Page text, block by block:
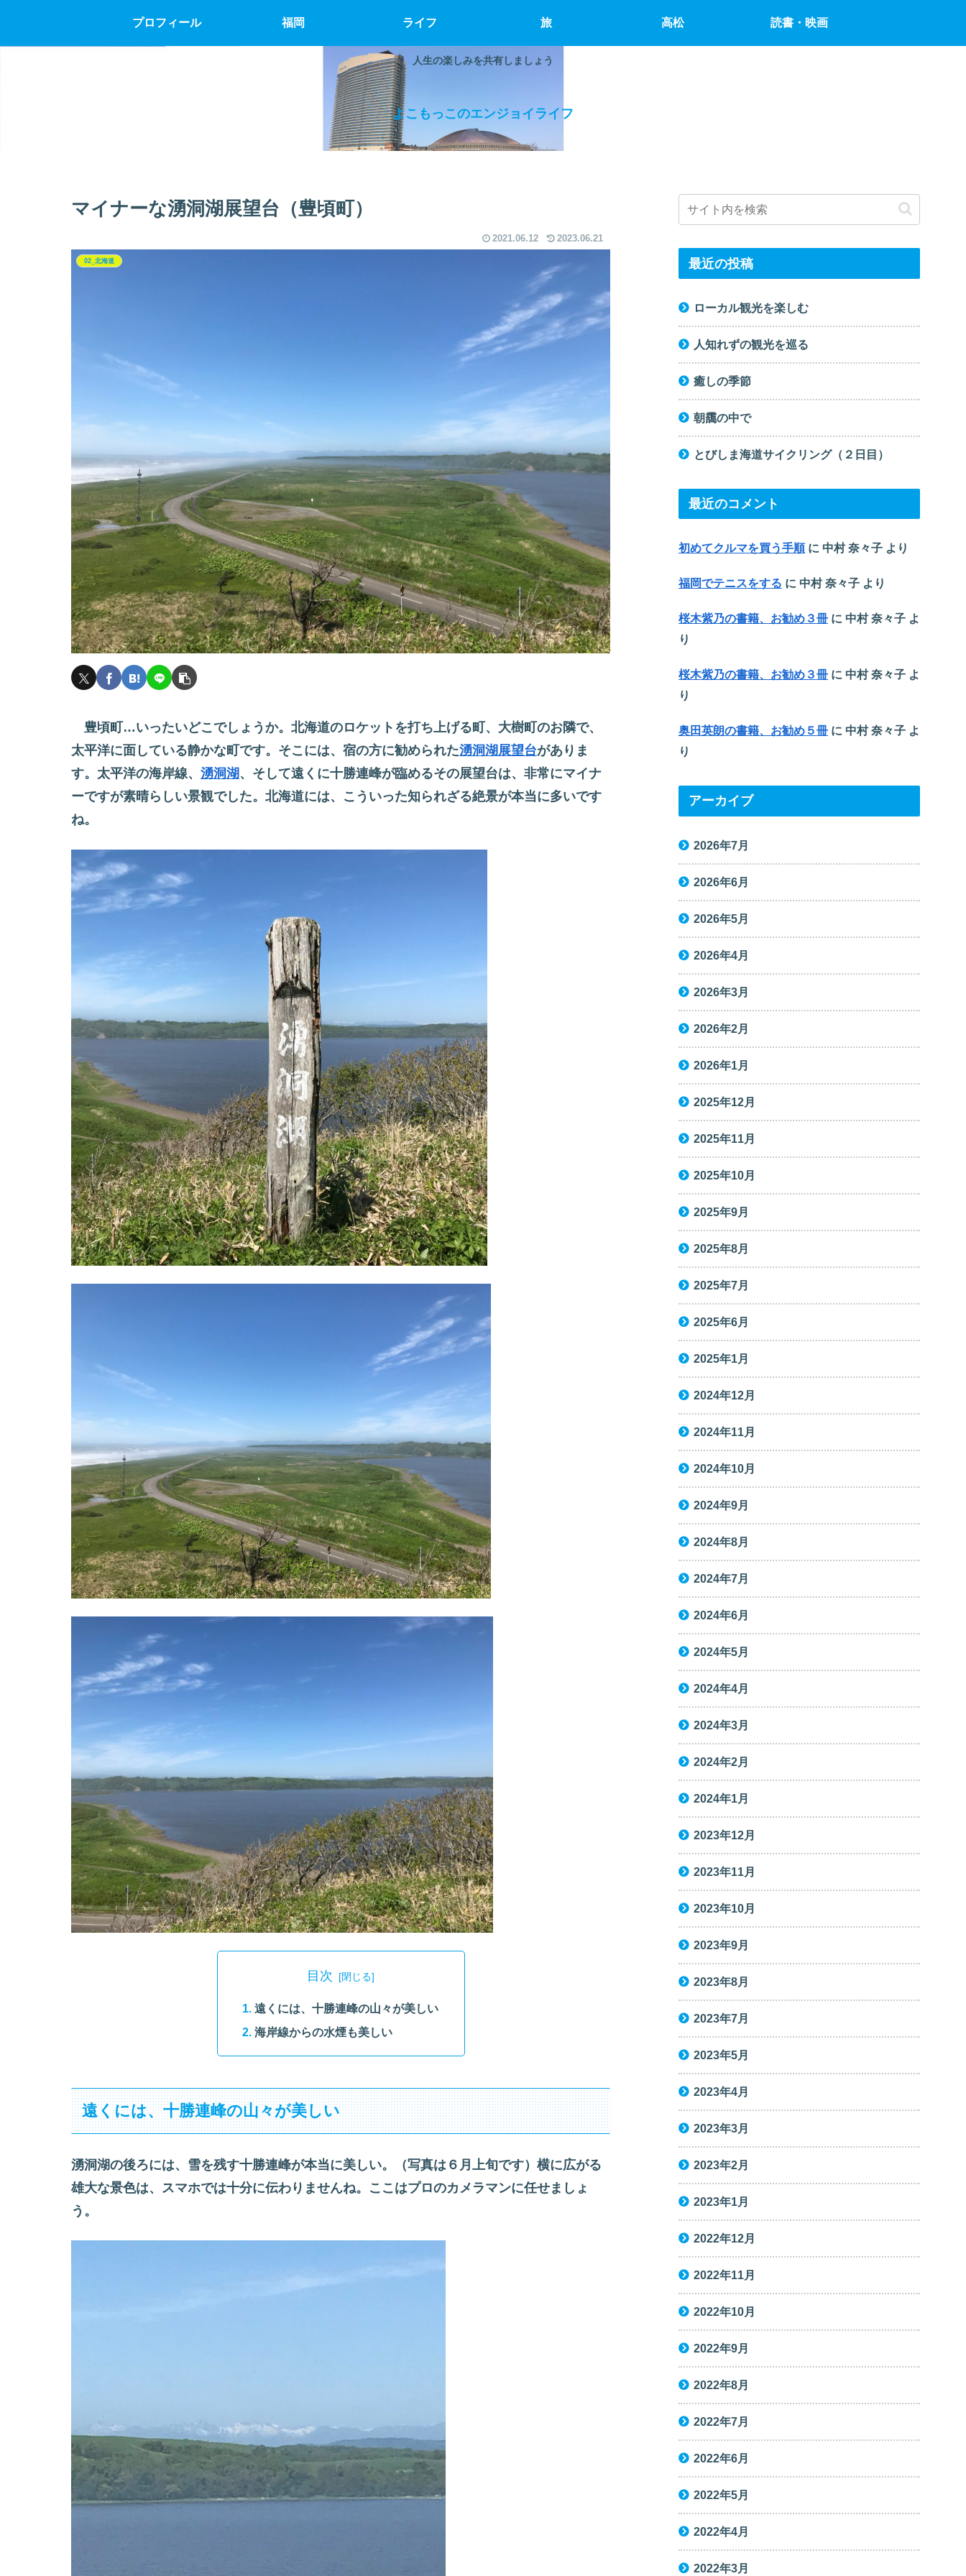
人生の楽しみを共有しましょう
よこもっこのエンジョイライフ
プロフィール 福岡 ライフ 旅 高松 読書・映画
マイナーな湧洞湖展望台（豊頃町）
2021.06.12 2023.06.21
02_北海道
豊頃町…いったいどこでしょうか。北海道のロケットを打ち上げる町、大樹町のお隣で、
太平洋に面している静かな町です。そこには、宿の方に勧められた湧洞湖展望台がありま
す。太平洋の海岸線、 湧洞湖 、そして遠くに十勝連峰が臨めるその展望台は、非常にマイナ
ーですが素晴らしい景観でした。北海道には、こういった知られざる絶景が本当に多いです
ね。
目次
遠くには、十勝連峰の山々が美しい
海岸線からの水煙も美しい
遠くには、十勝連峰の山々が美しい
湧洞湖の後ろには、雪を残す十勝連峰が本当に美しい。（写真は６月上旬です）横に広がる
雄大な景色は、スマホでは十分に伝わりませんね。ここはプロのカメラマンに任せましょ
う。
最近の投稿
ローカル観光を楽しむ
人知れずの観光を巡る
癒しの季節
朝靄の中で
とびしま海道サイクリング（２日目）
最近のコメント
初めてクルマを買う手順に 中村 奈々子 より
福岡でテニスをする に 中村 奈々子 より
桜木紫乃の書籍、お勧め３冊 に 中村 奈々子 よ
り
桜木紫乃の書籍、お勧め３冊 に 中村 奈々子 よ
り
奥田英朗の書籍、お勧め５冊 に 中村 奈々子 よ
り
アーカイブ
2026年7月
2026年6月
2026年5月
2026年4月
2026年3月
2026年2月
2026年1月
2025年12月
2025年11月
2025年10月
2025年9月
2025年8月
2025年7月
2025年6月
2025年1月
2024年12月
2024年11月
2024年10月
2024年9月
2024年8月
2024年7月
2024年6月
2024年5月
2024年4月
2024年3月
2024年2月
2024年1月
2023年12月
2023年11月
2023年10月
2023年9月
2023年8月
2023年7月
2023年5月
2023年4月
2023年3月
2023年2月
2023年1月
2022年12月
2022年11月
2022年10月
2022年9月
2022年8月
2022年7月
2022年6月
2022年5月
2022年4月
2022年3月